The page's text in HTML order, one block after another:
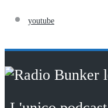
youtube